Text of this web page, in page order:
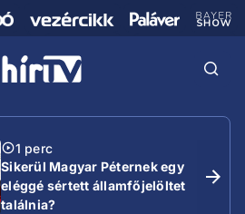
1 perc
Sikerül Magyar Péternek egy
eléggé sértett államfőjelöltet
találnia?